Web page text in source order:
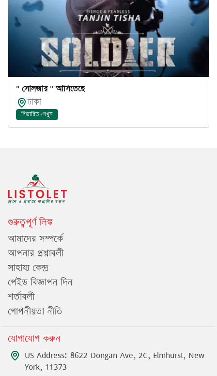
" সোলজার " আসিতেছে
ঢাকা
বিস্তারিত দেখুন
গুরুত্বপূর্ণ লিঙ্ক
আমাদের সম্পর্কে
আপনার প্রশ্নাবলী
সাহায্য কেন্দ্র
পেইড বিজ্ঞাপন দিন
শর্তাবলী
গোপনীয়তা নীতি
যোগাযোগ করুন
US Address: 8622 Dongan Ave, 2C, Elmhurst, New
York, 11373